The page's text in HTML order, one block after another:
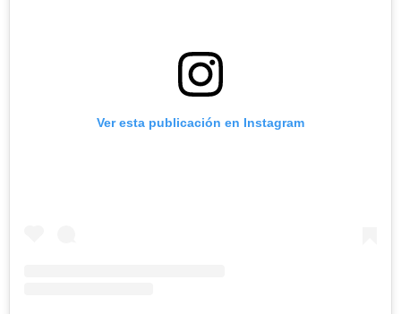
Ver esta publicación en Instagram